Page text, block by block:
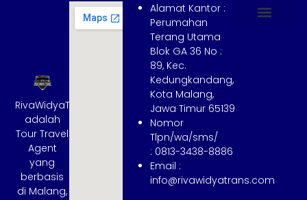
RivaWidyaTrans
adalah
Tour Travel
Agent
yang
berbasis
di Malang,
Alamat Kantor :
Perumahan
Terang Utama
Blok GA 36 No :
89, Kec.
Kedungkandang,
Kota Malang,
Jawa Timur 65139
Nomor
Tlpn/wa/sms/
: 0813-3438-8886
Email :
info@rivawidyatrans.com